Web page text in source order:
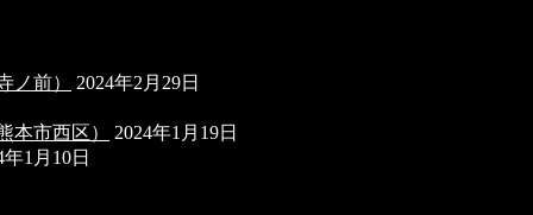
ノ前）
2024年2月29日
本市西区）
2024年1月19日
年1月10日